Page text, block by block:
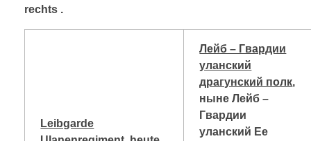
rechts .
Leibgarde
Лейб – Гвардии
уланский
драгунский полк,
ныне Лейб –
Гвардии
уланский Ее